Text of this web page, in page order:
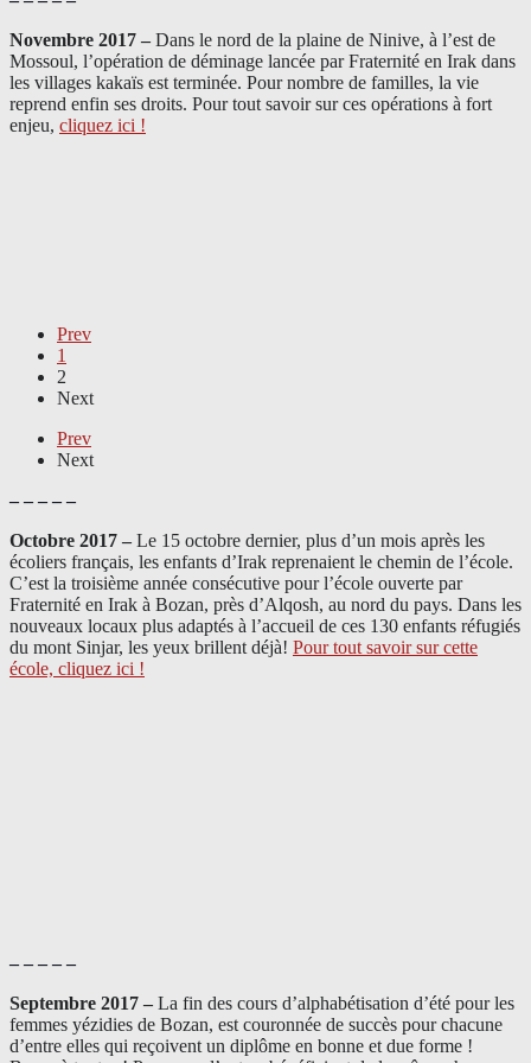
Novembre 2017 – Dans le nord de la plaine de Ninive, à l’est de
Mossoul, l’opération de déminage lancée par Fraternité en Irak dans
les villages kakaïs est terminée. Pour nombre de familles, la vie
reprend enfin ses droits. Pour tout savoir sur ces opérations à fort
enjeu, cliquez ici !
Prev
1
2
Next
Prev
Next
– – – – –
Octobre 2017 – Le 15 octobre dernier, plus d’un mois après les
écoliers français, les enfants d’Irak reprenaient le chemin de l’école.
C’est la troisième année consécutive pour l’école ouverte par
Fraternité en Irak à Bozan, près d’Alqosh, au nord du pays. Dans les
nouveaux locaux plus adaptés à l’accueil de ces 130 enfants réfugiés
du mont Sinjar, les yeux brillent déjà! Pour tout savoir sur cette
école, cliquez ici !
– – – – –
Septembre 2017 – La fin des cours d’alphabétisation d’été pour les
femmes yézidies de Bozan, est couronnée de succès pour chacune
d’entre elles qui reçoivent un diplôme en bonne et due forme !